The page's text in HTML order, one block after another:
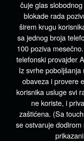
čuje glas
blokade rada
širem krugu
sa jednog broja
100 poziva
telefonski provajder
Iz svrhe
obaveza i provere
korisnika usluge svi
ne koriste, i
zaštićena. (Sa
se ostvaruje